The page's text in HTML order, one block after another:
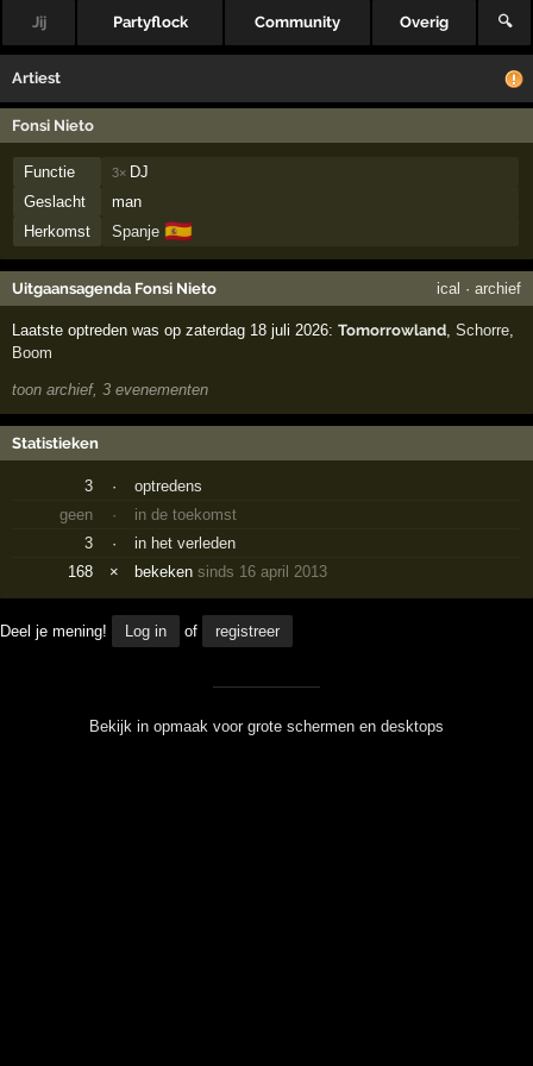
Jij Partyflock Community Overig 🔍
Artiest
Fonsi Nieto
Functie 3× DJ
Geslacht
man
Herkomst
Spanje 🇪🇸
Uitgaansagenda Fonsi Nieto ical · archief
Laatste optreden was op zaterdag 18 juli 2026:Tomorrowland ,Schorre
Boom
toon archief, 3 evenementen
Statistieken
3 ·
optredens
geen
·
in de toekomst
3
·
in het verleden
168
× bekekensinds 16 april 2013
Deel je mening! Log in of registreer
Bekijk in opmaak voor grote schermen en desktops